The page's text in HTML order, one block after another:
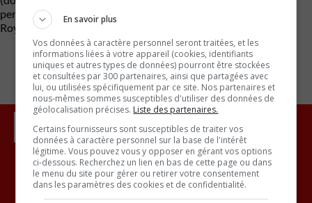
permis de construction d’automobiles sous la marque Rolls-
Royce et plus tard MINI.
Inscrivez vous à l'infolettre.
En savoir plus
Vos données à caractère personnel seront traitées, et les
informations liées à votre appareil (cookies, identifiants
uniques et autres types de données) pourront être stockées
et consultées par 300 partenaires, ainsi que partagées avec
lui, ou utilisées spécifiquement par ce site. Nos partenaires et
nous-mêmes sommes susceptibles d'utiliser des données de
géolocalisation précises. Liste des partenaires.
Certains fournisseurs sont susceptibles de traiter vos
données à caractère personnel sur la base de l'intérêt
légitime. Vous pouvez vous y opposer en gérant vos options
ci-dessous. Recherchez un lien en bas de cette page ou dans
le menu du site pour gérer ou retirer votre consentement
dans les paramètres des cookies et de confidentialité.